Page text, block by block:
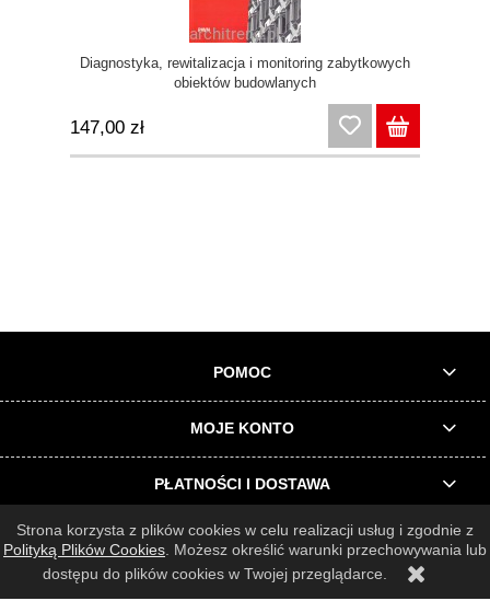
Strona korzysta z plików cookies w celu realizacji usług i zgodnie z
Polityką Plików Cookies . Możesz określić warunki przechowywania lub
dostępu do plików cookies w Twojej przeglądarce.
Diagnostyka, rewitalizacja i monitoring zabytkowych
obiektów budowlanych
147,00 zł
POMOC
MOJE KONTO
PŁATNOŚCI I DOSTAWA
INFORMACJE O SKLEPIE